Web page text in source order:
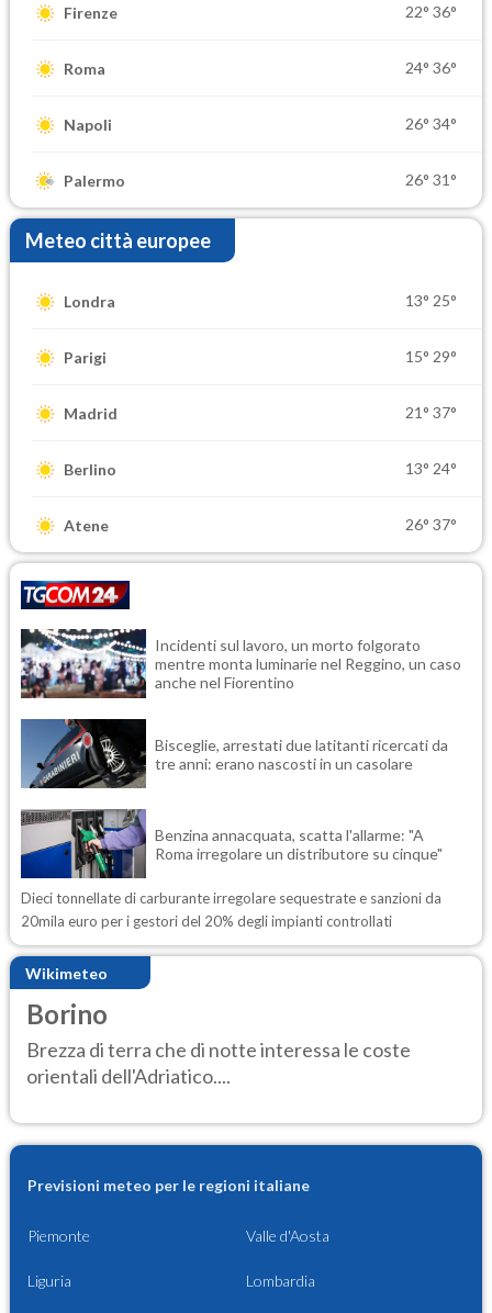
Firenze 22° 36°
Roma 24° 36°
Napoli 26° 34°
Palermo 26° 31°
Meteo città europee
Londra 13° 25°
Parigi 15° 29°
Madrid 21° 37°
Berlino 13° 24°
Atene 26° 37°
Incidenti sul lavoro, un morto folgorato
mentre monta luminarie nel Reggino, un caso
anche nel Fiorentino
Bisceglie, arrestati due latitanti ricercati da
tre anni: erano nascosti in un casolare
Benzina annacquata, scatta l'allarme: "A
Roma irregolare un distributore su cinque"
Dieci tonnellate di carburante irregolare sequestrate e sanzioni da
20mila euro per i gestori del 20% degli impianti controllati
Wikimeteo
Borino
Brezza di terra che di notte interessa le coste
orientali dell'Adriatico....
Previsioni meteo per le regioni italiane
Piemonte Valle d'Aosta
Liguria Lombardia